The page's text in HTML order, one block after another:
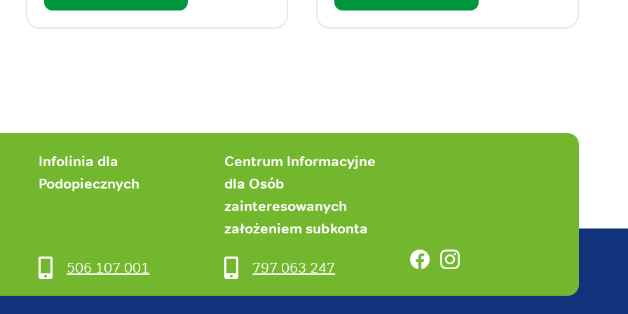
Infolinia dla
Podopiecznych
506 107 001
Centrum Informacyjne
dla Osób
zainteresowanych
założeniem subkonta
797 063 247
FacebookInstagram